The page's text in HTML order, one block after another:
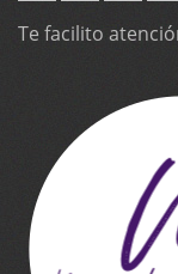
Te facilito